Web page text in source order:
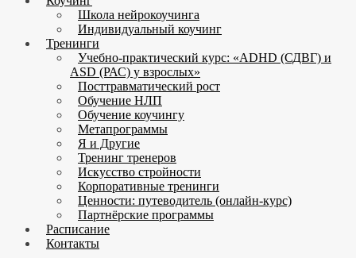
Школа нейрокоучинга
Индивидуальный коучинг
Тренинги
Учебно-практический курс: «ADHD (СДВГ) и
ASD (РАС) у взрослых»
Посттравматический рост
Обучение НЛП
Обучение коучингу
Метапрограммы
Я и Другие
Тренинг тренеров
Искусство стройности
Корпоративные тренинги
Ценности: путеводитель (онлайн-курс)
Партнёрские программы
Расписание
Контакты